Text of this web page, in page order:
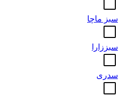
سبز ماچا
سبززارا
سدری